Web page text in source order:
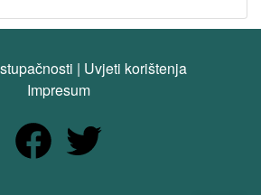
| Uvjeti korištenja
Impresum